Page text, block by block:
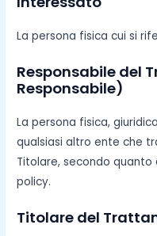
La persona fisica cui si
Responsabile del
Responsabile)
La persona fisica,
qualsiasi altro ente che
Titolare, secondo
policy.
Titolare del